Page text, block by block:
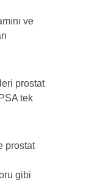
ve
prostat
tek
prostat
gibi